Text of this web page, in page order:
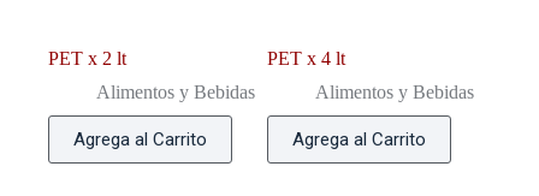
PET x 2 lt
Alimentos y Bebidas
Agrega al Carrito
PET x 4 lt
Alimentos y Bebidas
Agrega al Carrito